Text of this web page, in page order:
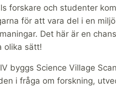
forskare och studenter
för att vara del i en
Det här är en
olika sätt!
byggs Science Village
i fråga om forskning,